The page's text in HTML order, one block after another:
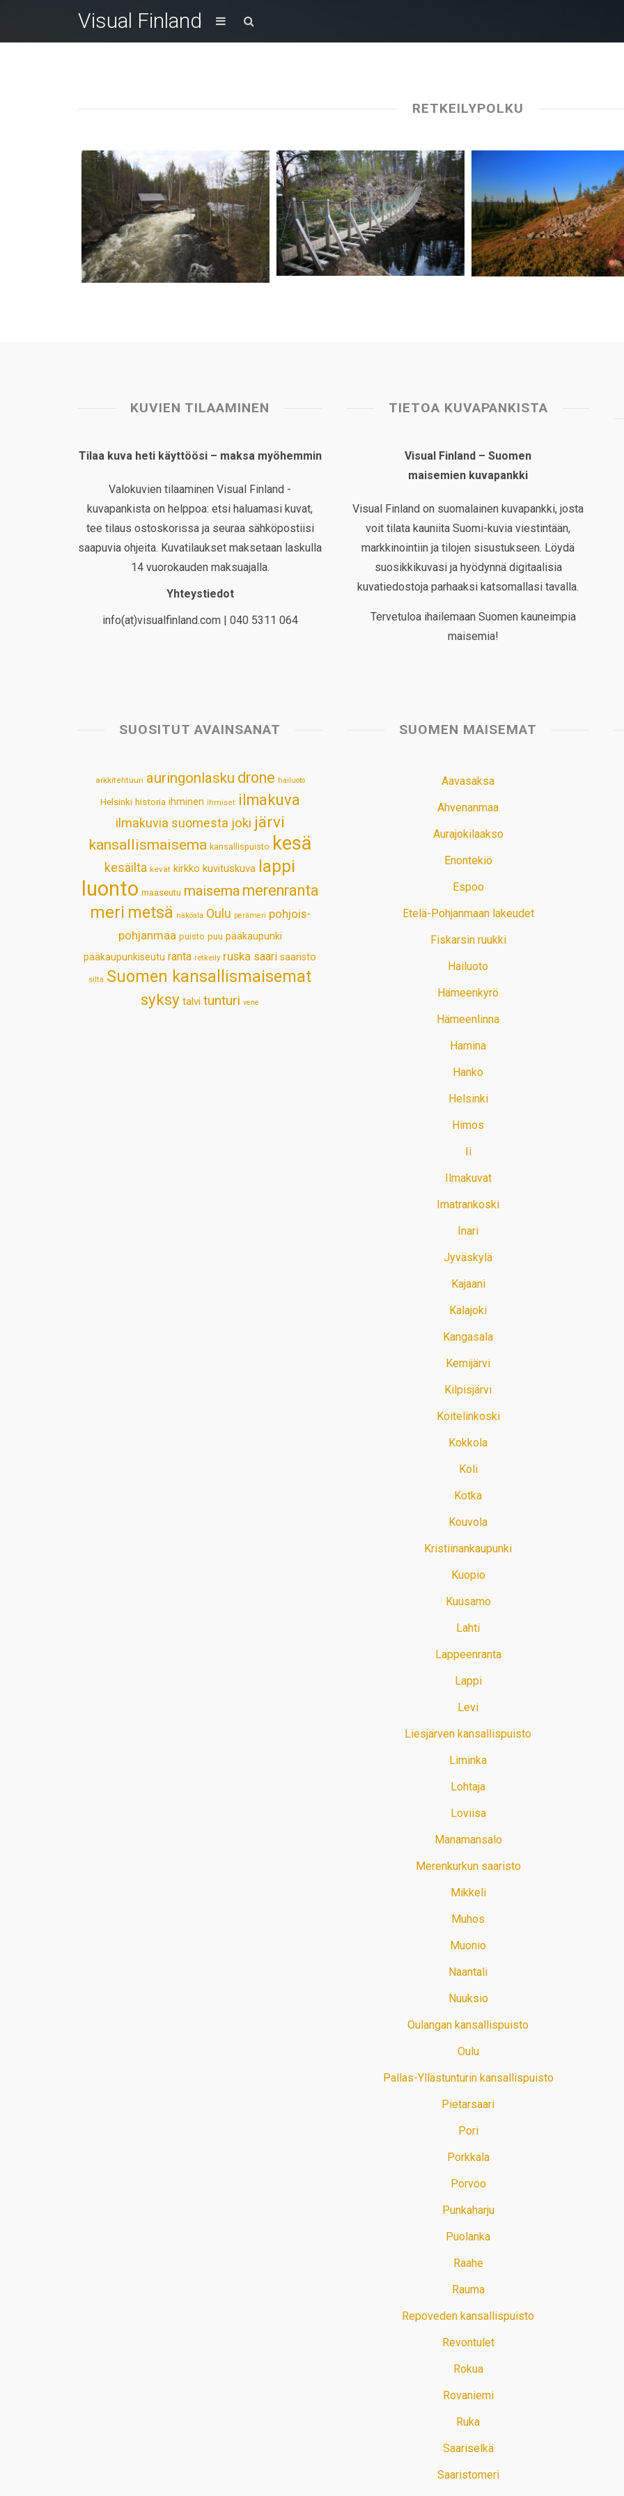
Visual Finland
RETKEILYPOLKU
KUVIEN TILAAMINEN
Tilaa kuva heti käyttöösi – maksa myöhemmin
Valokuvien tilaaminen Visual Finland -
kuvapankista on helppoa: etsi haluamasi kuvat,
tee tilaus ostoskorissa ja seuraa sähköpostiisi
saapuvia ohjeita. Kuvatilaukset maksetaan laskulla
14 vuorokauden maksuajalla.
Yhteystiedot
info(at)visualfinland.com | 040 5311 064
TIETOA KUVAPANKISTA
Visual Finland – Suomen
maisemien kuvapankki
Visual Finland on suomalainen kuvapankki, josta
voit tilata kauniita Suomi-kuvia viestintään,
markkinointiin ja tilojen sisustukseen. Löydä
suosikkikuvasi ja hyödynnä digitaalisia
kuvatiedostoja parhaaksi katsomallasi tavalla.
Tervetuloa ihailemaan Suomen kauneimpia
maisemia!
SUOSITUT AVAINSANAT
arkkitehtuuri auringonlasku drone hailuoto
Helsinki historia ihminen ihmiset ilmakuva
ilmakuvia suomesta joki järvi
kansallismaisema kansallispuisto kesä
kesäilta kevät kirkko kuvituskuva lappi
luonto maaseutu maisema merenranta
meri metsä näköala Oulu perämeri pohjois-
pohjanmaa puisto puu pääkaupunki
pääkaupunkiseutu ranta retkeily ruska saari saaristo
silta Suomen kansallismaisemat
syksy talvi tunturi vene
SUOMEN MAISEMAT
Aavasaksa
Ahvenanmaa
Aurajokilaakso
Enontekiö
Espoo
Etelä-Pohjanmaan lakeudet
Fiskarsin ruukki
Hailuoto
Hämeenkyrö
Hämeenlinna
Hamina
Hanko
Helsinki
Himos
Ii
Ilmakuvat
Imatrankoski
Inari
Jyväskylä
Kajaani
Kalajoki
Kangasala
Kemijärvi
Kilpisjärvi
Koitelinkoski
Kokkola
Koli
Kotka
Kouvola
Kristiinankaupunki
Kuopio
Kuusamo
Lahti
Lappeenranta
Lappi
Levi
Liesjärven kansallispuisto
Liminka
Lohtaja
Loviisa
Manamansalo
Merenkurkun saaristo
Mikkeli
Muhos
Muonio
Naantali
Nuuksio
Oulangan kansallispuisto
Oulu
Pallas-Yllästunturin kansallispuisto
Pietarsaari
Pori
Porkkala
Porvoo
Punkaharju
Puolanka
Raahe
Rauma
Repoveden kansallispuisto
Revontulet
Rokua
Rovaniemi
Ruka
Saariselkä
Saaristomeri